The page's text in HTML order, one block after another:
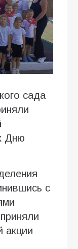
сада
Дню
с
акции